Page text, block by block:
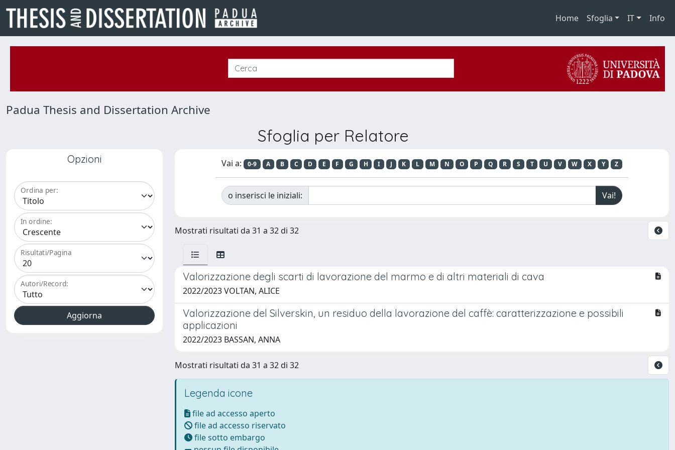
Home Sfoglia IT Info
Padua Thesis and Dissertation Archive
Sfoglia per Relatore
Opzioni
Ordina per:
In ordine:
Risultati/Pagina
Autori/Record:
Vai a: 0-9 A B C D E F G H I J K L M N O P Q R S T U V W X Y Z
o inserisci le iniziali:
Mostrati risultati da 31 a 32 di 32
Valorizzazione degli scarti di lavorazione del marmo e di altri materiali di cava
2022/2023 VOLTAN, ALICE
Valorizzazione del Silverskin, un residuo della lavorazione del caffè: caratterizzazione e possibili
applicazioni
2022/2023 BASSAN, ANNA
Mostrati risultati da 31 a 32 di 32
Legenda icone
file ad accesso aperto
file ad accesso riservato
file sotto embargo